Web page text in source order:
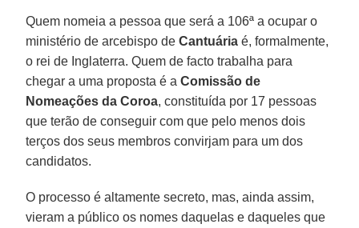
Quem nomeia a pessoa que será a 106ª a ocupar o
ministério de arcebispo deCantuária é, formalmente,
o rei de Inglaterra. Quem de facto trabalha para
chegar a uma proposta é aComissão de
Nomeações da Coroa, constituída por 17 pessoas
que terão de conseguir com que pelo menos dois
terços dos seus membros convirjam para um dos
candidatos.
O processo é altamente secreto, mas, ainda assim,
vieram a público os nomes daquelas e daqueles que